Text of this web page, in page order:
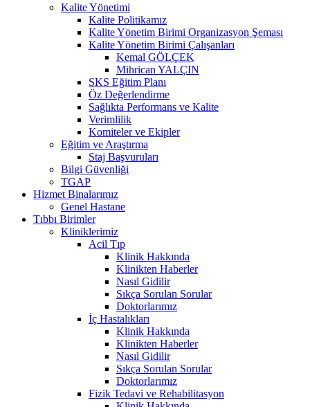
Kalite Yönetimi
Kalite Politikamız
Kalite Yönetim Birimi Organizasyon Şeması
Kalite Yönetim Birimi Çalışanları
Kemal GÖLÇEK
Mihrican YALÇIN
SKS Eğitim Planı
Öz Değerlendirme
Sağlıkta Performans ve Kalite
Verimlilik
Komiteler ve Ekipler
Eğitim ve Araştırma
Staj Başvuruları
Bilgi Güvenliği
TGAP
Hizmet Binalarımız
Genel Hastane
Tıbbı Birimler
Kliniklerimiz
Acil Tıp
Klinik Hakkında
Klinikten Haberler
Nasıl Gidilir
Sıkça Sorulan Sorular
Doktorlarımız
İç Hastalıkları
Klinik Hakkında
Klinikten Haberler
Nasıl Gidilir
Sıkça Sorulan Sorular
Doktorlarımız
Fizik Tedavi ve Rehabilitasyon